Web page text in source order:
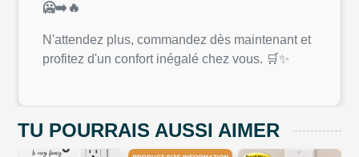
🥶➡️🔥
N'attendez plus, commandez dès maintenant et
profitez d'un confort inégalé chez vous. 🛒✨
TU POURRAIS AUSSI AIMER